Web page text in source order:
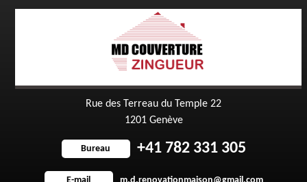
Rue des Terreau du Temple 22
1201 Genève
Bureau +41 782 331 305